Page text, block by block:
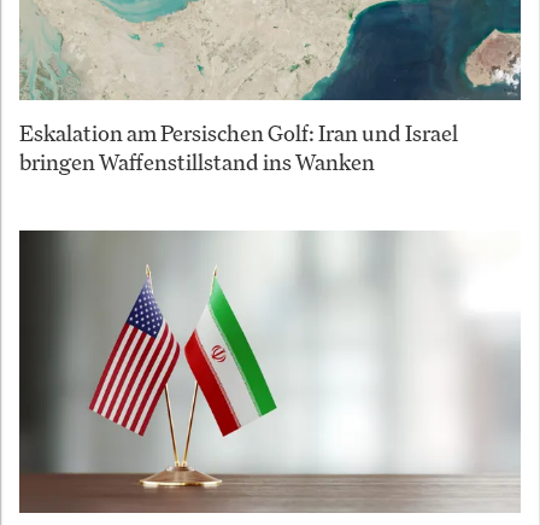
Eskalation am Persischen Golf: Iran und Israel
bringen Waffenstillstand ins Wanken